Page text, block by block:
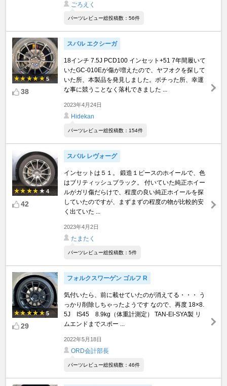
ごろえく
パーツレビュー総投稿数：56件
5
38
スバル エクシーガ
18インチ 7.5J PCD100 インセット+51 7年間履いて
いたGC-010Eが傷が増えたので、ヤフオクを探して
いた所、本製品を発見しました。ポチった所、幸運
な事に競うことなく落札できました ...
2023年4月24日
Hidekan
パーツレビュー総投稿数：154件
4
42
スバル レヴォーグ
インセットは５１。 鍛造１ピースのホイールで、色
はブリティッシュブラック。 付いていた純正ホイー
ルがガリ傷だらけで、程度の良い純正ホイールを探
していたのですが、まずまずの程度の物が比較的安
く出ていた ...
2023年4月2日
たまたく
パーツレビュー総投稿数：5件
5
29
フォルクスワーゲン ゴルフ R
気付いたら、前に載せていたのが消えてる・・・ う
っかり削除しちゃったようです なので、再度 18×8.
5J IS45 8.9kg（体重計測定） TAN-EI-SYA製 リ
ムエンドまでスポー ...
2022年5月18日
ORD会計部長
パーツレビュー総投稿数：46件